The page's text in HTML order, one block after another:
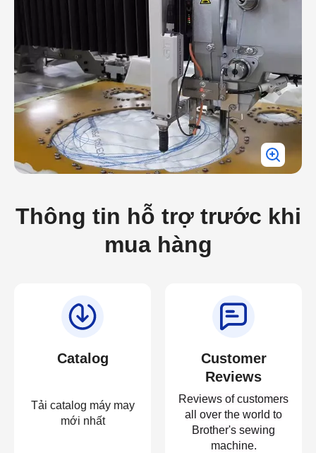
Thông tin hỗ trợ trước khi
mua hàng
Catalog
Tải catalog máy may
mới nhất
Customer
Reviews
Reviews of customers
all over the world to
Brother's sewing
machine.